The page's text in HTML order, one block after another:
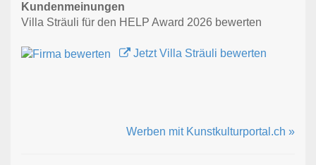
Kundenmeinungen
Villa Sträuli für den HELP Award 2026 bewerten
Jetzt Villa Sträuli bewerten
Werben mit Kunstkulturportal.ch »